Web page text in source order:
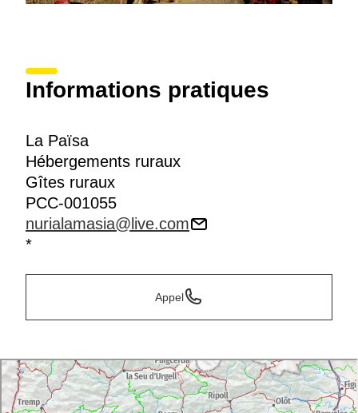
Informations pratiques
La Païsa
Hébergements ruraux
Gîtes ruraux
PCC-001055
nurialamasia@live.com
*
Appel